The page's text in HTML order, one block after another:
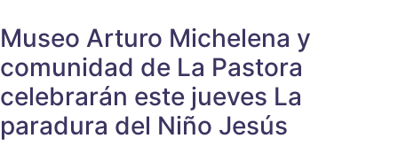
Museo Arturo Michelena y
comunidad de La Pastora
celebrarán este jueves La
paradura del Niño Jesús